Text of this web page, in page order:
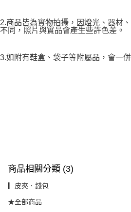
2.商品皆為實物拍攝，因燈光、器材
不同，照片與實品會產生些許色差。
3.如附有鞋盒、袋子等附屬品，會一
商品相關分類 (3)
▎皮夾．錢包
★全部商品